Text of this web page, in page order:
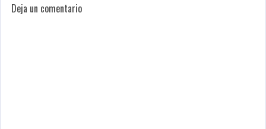
Deja un comentario